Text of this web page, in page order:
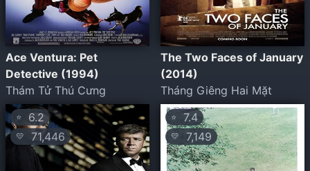
Ace Ventura: Pet
Detective (1994)
Thám Tử Thú Cưng
The Two Faces of January
(2014)
Tháng Giêng Hai Mặt
⭐ 6.2
💛 71,446
⭐ 7.4
💛 7,149